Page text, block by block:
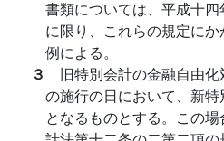
書類については、平成十
に限り、これらの規定に
例による。
３ 旧特別会計の金融自由
の施行の日において、新
となるものとする。この